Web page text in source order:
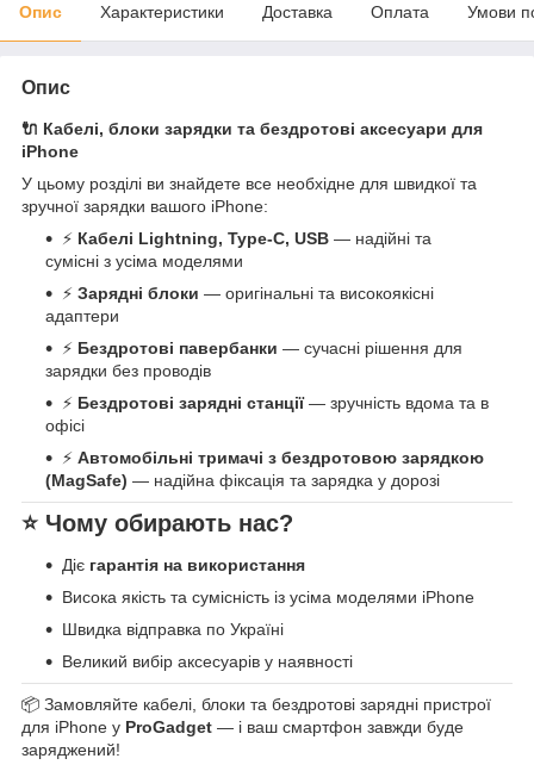
Опис Характеристики Доставка Оплата Умови
Опис
🔌 Кабелі, блоки зарядки та бездротові аксесуари для
iPhone
У цьому розділі ви знайдете все необхідне для швидкої та
зручної зарядки вашого iPhone:
⚡ Кабелі Lightning, Type-C, USB — надійні та
сумісні з усіма моделями
⚡ Зарядні блоки — оригінальні та високоякісні
адаптери
⚡ Бездротові павербанки — сучасні рішення для
зарядки без проводів
⚡ Бездротові зарядні станції— зручність вдома та в
офісі
⚡ Автомобільні тримачі з бездротовою зарядкою
(MagSafe) — надійна фіксація та зарядка у дорозі
⭐ Чому обирають нас?
Діє гарантія на використання
Висока якість та сумісність із усіма моделями iPhone
Швидка відправка по Україні
Великий вибір аксесуарів у наявності
📦 Замовляйте кабелі, блоки та бездротові зарядні пристрої
для iPhone у ProGadget — і ваш смартфон завжди буде
заряджений!